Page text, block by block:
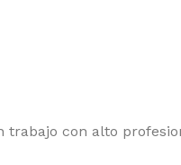
trabajo con alto